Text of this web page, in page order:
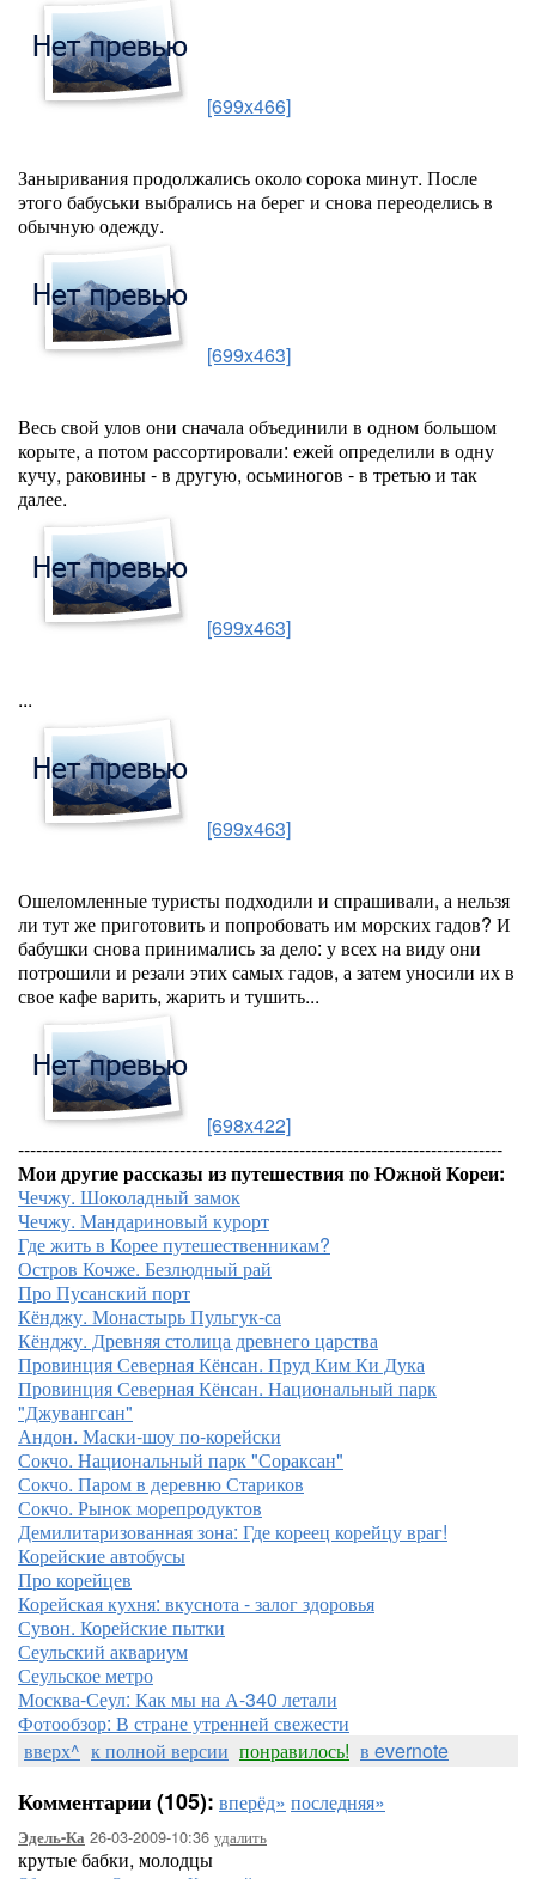
[699x466]
Заныривания продолжались около сорока минут. После
этого бабуськи выбрались на берег и снова переоделись в
обычную одежду.
[699x463]
Весь свой улов они сначала объединили в одном большом
корыте, а потом рассортировали: ежей определили в одну
кучу, раковины - в другую, осьминогов - в третью и так
далее.
[699x463]
...
[699x463]
Ошеломленные туристы подходили и спрашивали, а нельзя
ли тут же приготовить и попробовать им морских гадов? И
бабушки снова принимались за дело: у всех на виду они
потрошили и резали этих самых гадов, а затем уносили их в
свое кафе варить, жарить и тушить...
[698x422]
---------------------------------------------------------------------------------
Мои другие рассказы из путешествия по Южной Кореи:
Чечжу. Шоколадный замок
Чечжу. Мандариновый курорт
Где жить в Корее путешественникам?
Остров Кочже. Безлюдный рай
Про Пусанский порт
Кёнджу. Монастырь Пульгук-са
Кёнджу. Древняя столица древнего царства
Провинция Северная Кёнсан. Пруд Ким Ки Дука
Провинция Северная Кёнсан. Национальный парк
"Джувангсан"
Андон. Маски-шоу по-корейски
Сокчо. Национальный парк "Сораксан"
Сокчо. Паром в деревню Стариков
Сокчо. Рынок морепродуктов
Демилитаризованная зона: Где кореец корейцу враг!
Корейские автобусы
Про корейцев
Корейская кухня: вкуснота - залог здоровья
Сувон. Корейские пытки
Сеульский аквариум
Сеульское метро
Москва-Сеул: Как мы на А-340 летали
Фотообзор: В стране утренней свежести
вверх^ к полной версии понравилось! в evernote
Комментарии (105): вперёд» последняя»
Эдель-Ка 26-03-2009-10:36 удалить
крутые бабки, молодцы